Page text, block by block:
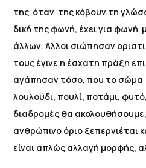
της όταν της κόβουν τη
δική της φωνή, έχει για φωνή
άλλων. Άλλοι σιώπησαν
τους έγινε η έσχατη πράξη
αγάπησαν τόσο, που το σώμα
λουλούδι, πουλί, ποτάμι,
διαδρομές θα
ανθρώπινο όριο ξεπερνιέται
είναι απλώς αλλαγή μορφής,